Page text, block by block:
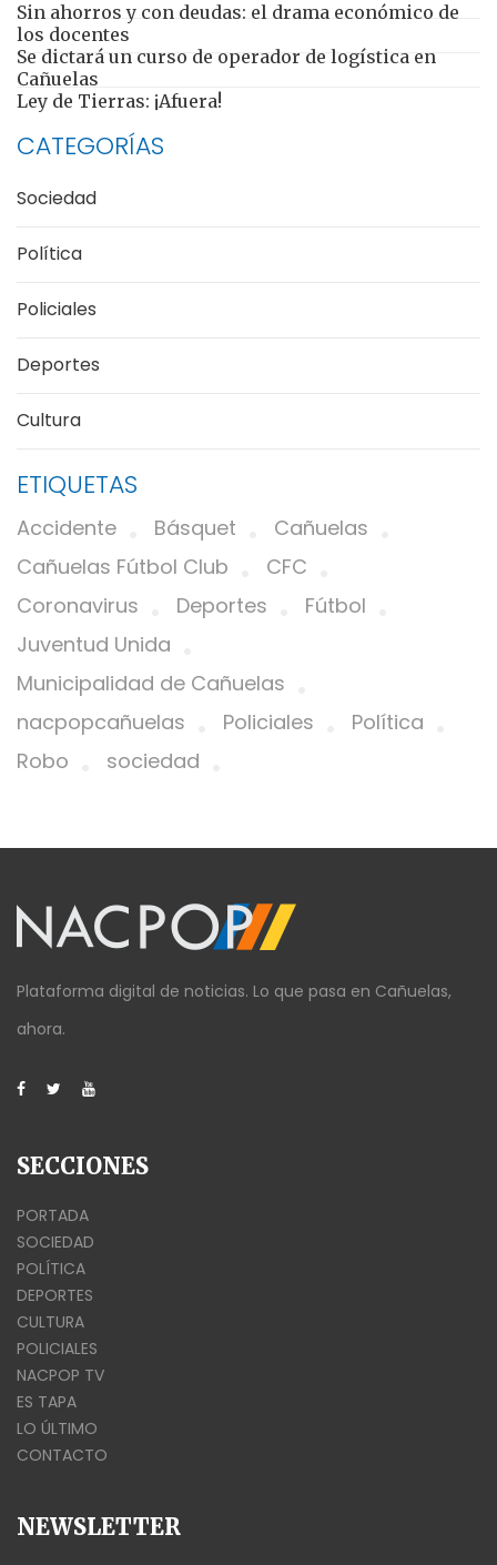
Sin ahorros y con deudas: el drama económico de
los docentes
Se dictará un curso de operador de logística en
Cañuelas
Ley de Tierras: ¡Afuera!
CATEGORÍAS
Sociedad
Política
Policiales
Deportes
Cultura
ETIQUETAS
Accidente Básquet
Cañuelas
Cañuelas Fútbol Club
CFC
Coronavirus
Deportes
Fútbol
Juventud Unida
Municipalidad de Cañuelas
nacpopcañuelas
Policiales
Política
Robo
sociedad
Plataforma digital de noticias. Lo que pasa en Cañuelas,
ahora.
SECCIONES
PORTADA
SOCIEDAD
POLÍTICA
DEPORTES
CULTURA
POLICIALES
NACPOP TV
ES TAPA
LO ÚLTIMO
CONTACTO
NEWSLETTER